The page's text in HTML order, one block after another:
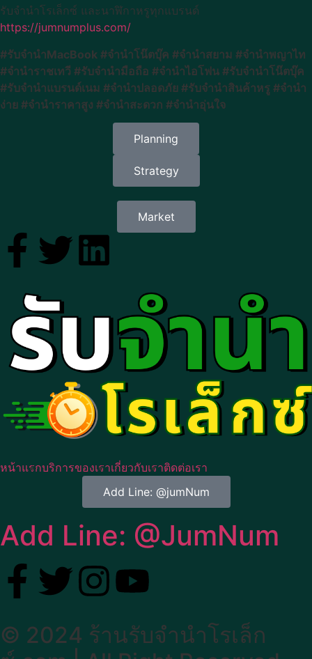
รับจำนำโรเล็กซ์ และนาฬิกาหรูทุกแบรนด์
https://jumnumplus.com/
#รับจำนำMacBook #จำนำโน๊ตบุ๊ค #จำนำสยาม #จำนำพญาไท
#จำนำราชเทวี #รับจำนำมือถือ #จำนำไอโฟน #รับจำนำโน๊ตบุ๊ค
#รับจำนำแบรนด์เนม #จำนำปลอดภัย #รับจำนำสินค้าหรู #จำนำ
ง่าย #จำนำราคาสูง #จำนำสะดวก #จำนำอุ่นใจ
Planning
Strategy
Market
หน้าแรกบริการของเราเกี่ยวกับเราติดต่อเรา
Add Line: @jumNum
Add Line: @JumNum
© 2024 ร้านรับจำนำโรเล็ก